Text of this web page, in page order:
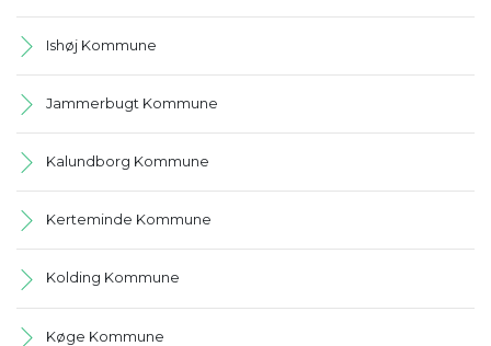
Ishøj Kommune
Jammerbugt Kommune
Kalundborg Kommune
Kerteminde Kommune
Kolding Kommune
Køge Kommune